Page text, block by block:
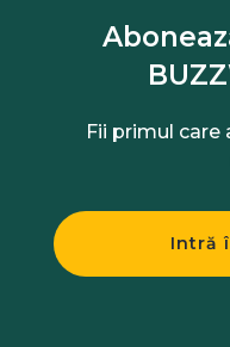
Fii primul care
Intră